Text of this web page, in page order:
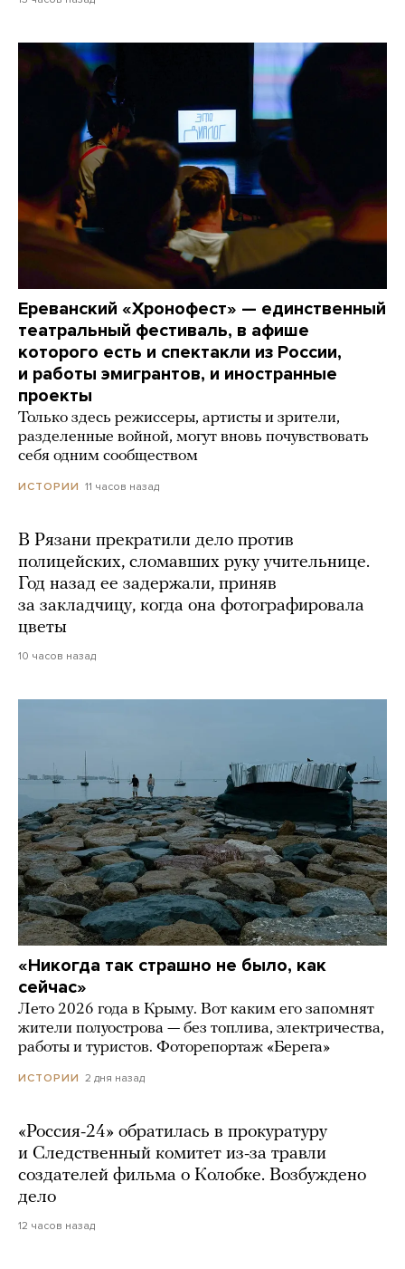
Ереванский «Хронофест» — единственный
театральный фестиваль, в афише
которого есть и спектакли из России,
и работы эмигрантов, и иностранные
проекты
Только здесь режиссеры, артисты и зрители,
разделенные войной, могут вновь почувствовать
себя одним сообществом
ИСТОРИИ 11 часов назад
В Рязани прекратили дело против
полицейских, сломавших руку учительнице.
Год назад ее задержали, приняв
за закладчицу, когда она фотографировала
цветы
10 часов назад
«Никогда так страшно не было, как
сейчас»
Лето 2026 года в Крыму. Вот каким его запомнят
жители полуострова — без топлива, электричества,
работы и туристов. Фоторепортаж «Берега»
ИСТОРИИ 2 дня назад
«Россия-24» обратилась в прокуратуру
и Следственный комитет из-за травли
создателей фильма о Колобке. Возбуждено
дело
12 часов назад